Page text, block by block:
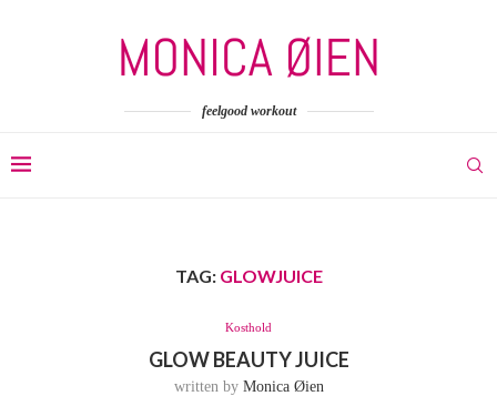
feelgood workout
TAG: GLOWJUICE
Kosthold
GLOW BEAUTY JUICE
written by Monica Øien